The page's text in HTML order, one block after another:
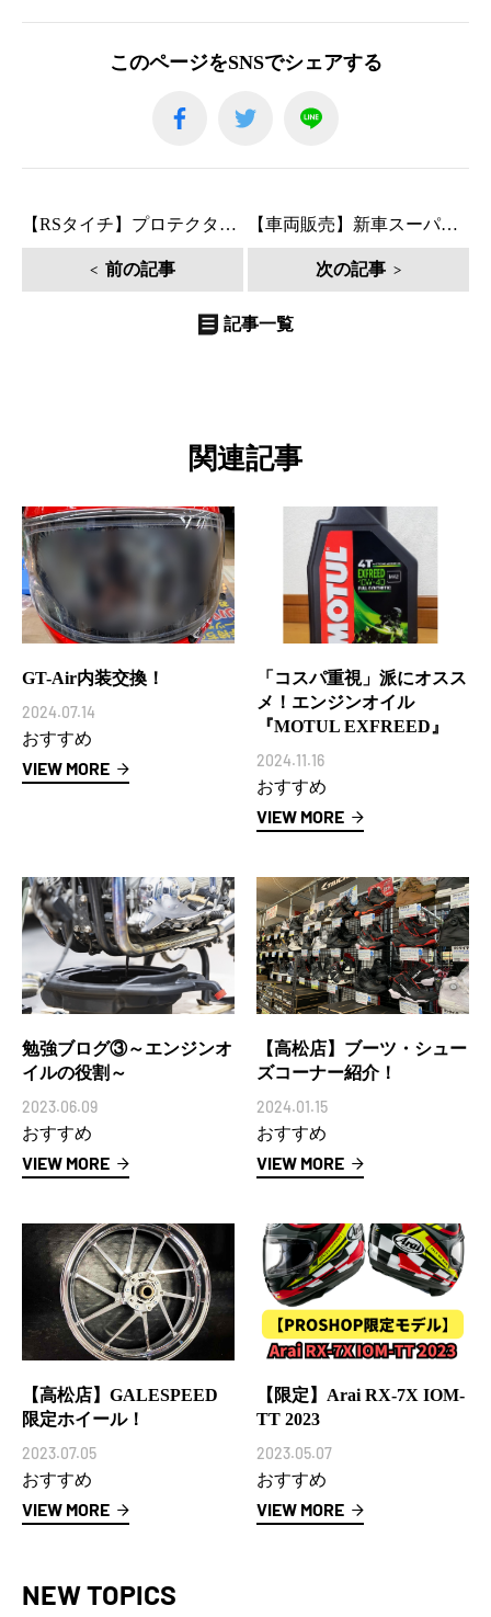
このページをSNSでシェアする
【RSタイチ】プロテクターアップグレードキャンペーン!!
前の記事
記事一覧
【車両販売】新車スーパーカブ50 ハローキティ
次の記事
関連記事
GT-Air内装交換！
2024.07.14
おすすめ
VIEW MORE
「コスパ重視」派にオスス
メ！エンジンオイル
『MOTUL EXFREED』
2024.11.16
おすすめ
VIEW MORE
勉強ブログ③～エンジンオ
イルの役割～
2023.06.09
おすすめ
VIEW MORE
【高松店】ブーツ・シュー
ズコーナー紹介！
2024.01.15
おすすめ
VIEW MORE
【高松店】GALESPEED
限定ホイール！
2023.07.05
おすすめ
VIEW MORE
【限定】Arai RX-7X IOM-
TT 2023
2023.05.07
おすすめ
VIEW MORE
NEW TOPICS